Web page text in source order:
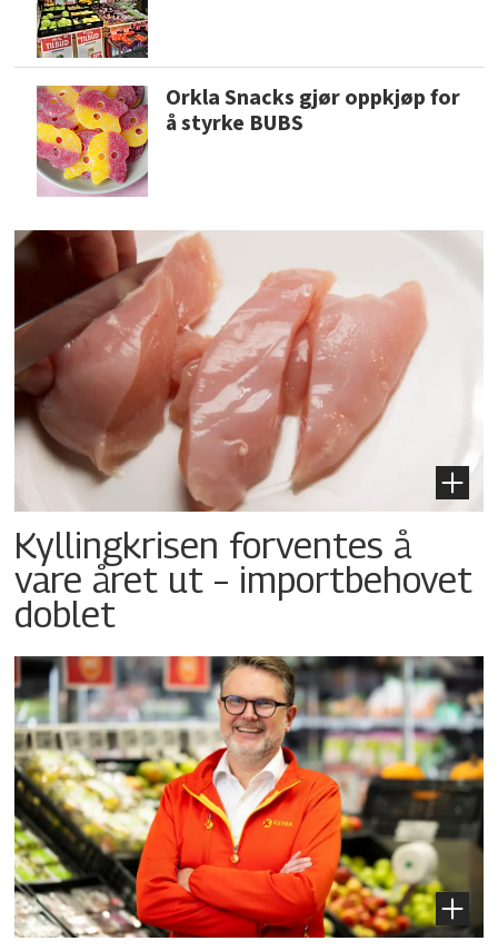
Orkla Snacks gjør oppkjøp for
å styrke BUBS
Kyllingkrisen forventes å
vare året ut – importbehovet
doblet